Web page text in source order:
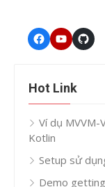
Facebook
Youtube
Hot Link
Ví dụ
Kotlin
Setup sử
Demo